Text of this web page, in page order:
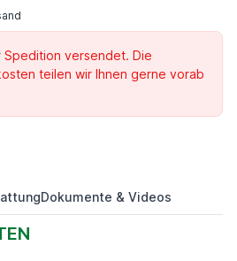
versendet. Die
teilen wir Ihnen gerne vorab
Dokumente & Videos